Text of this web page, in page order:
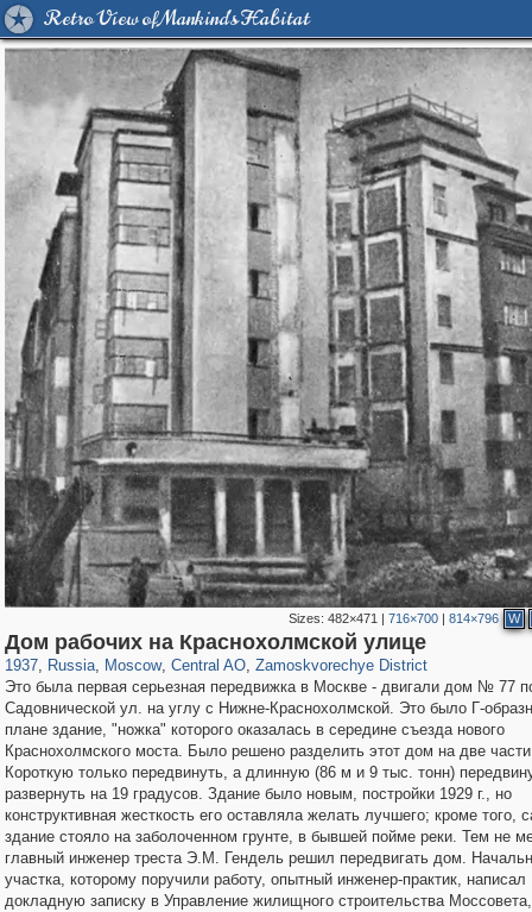
Retro View of Mankind's Habitat
Sizes:482×471 |716×700 |814×796 W
Дом рабочих на Краснохолмской улице
1937, Russia
1,407,351 29,248
, Moscow
319,882 8,286
, Central AO
160,021 5,916
, Zamoskvorechye District
6,190 211
Это была первая серьезная передвижка в Москве - двигали дом № 77
Садовнической ул. на углу с Нижне-Краснохолмской. Это было Г-
плане здание, "ножка" которого оказалась в середине съезда нового
Краснохолмского моста. Было решено разделить этот дом на две
Короткую только передвинуть, а длинную (86 м и 9 тыс. тонн)
развернуть на 19 градусов. Здание было новым, постройки 1929 г., но
конструктивная жесткость его оставляла желать лучшего; кроме того,
здание стояло на заболоченном грунте, в бывшей пойме реки. Тем не
главный инженер треста Э.М. Гендель решил передвигать дом.
участка, которому поручили работу, опытный инженер-практик, написал
докладную записку в Управление жилищного строительства